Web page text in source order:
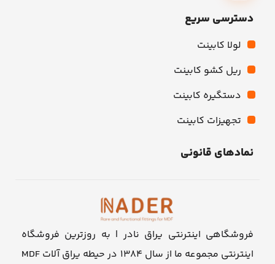
دسترسی سریع
لولا کابینت
ریل کشو کابینت
دستگیره کابینت
تجهیزات کابینت
نمادهای قانونی
فروشگاهی اینترنتی یراق نادر | به روزترین فروشگاه
اینترنتی مجموعه ما از سال ۱۳۸۴ در حیطه یراق آلات MDF